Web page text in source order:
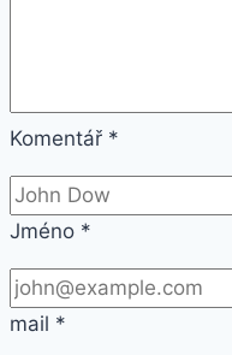
Komentář *
Jméno *
mail *